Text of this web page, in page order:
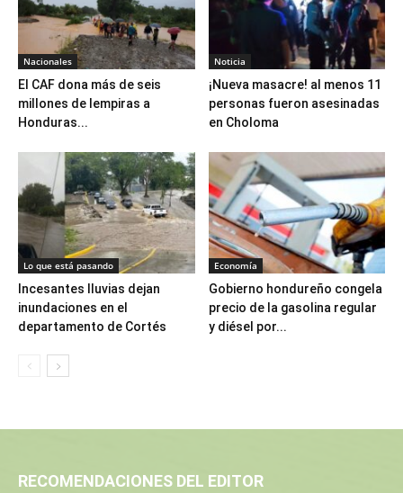
Nacionales
El CAF dona más de seis
millones de lempiras a
Honduras...
Noticia
¡Nueva masacre! al menos 11
personas fueron asesinadas
en Choloma
Lo que está pasando
Incesantes lluvias dejan
inundaciones en el
departamento de Cortés
Economía
Gobierno hondureño congela
precio de la gasolina regular
y diésel por...
RECOMENDACIONES DEL EDITOR